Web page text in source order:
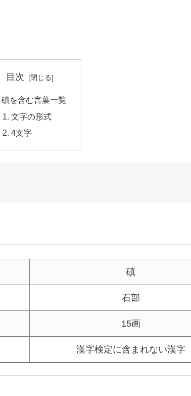
目次
磌を含む言葉一覧
文字の形式
4文字
磌
石部
15画
漢字検定に含まれない漢字